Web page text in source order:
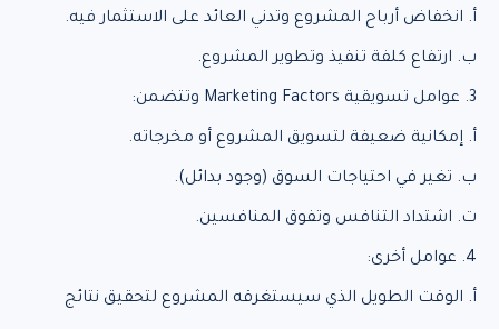
أ. انخفاض أرباح المشروع وتدني العائد على الاستثمار فيه.
ب. ارتفاع كلفة تنفيذ وتطوير المشروع.
3. عوامل تسويقية Marketing Factors وتتضمن:
أ. إمكانية ضعيفة لتسويق المشروع أو مخرجاته.
ب. تغير في احتياجات السوق (وجود بدائل).
ت. اشتداد التنافس وتفوق المنافسين.
4. عوامل أخرى:
أ. الوقت الطويل الذي سيستغرقه المشروع لتحقيق نتائج